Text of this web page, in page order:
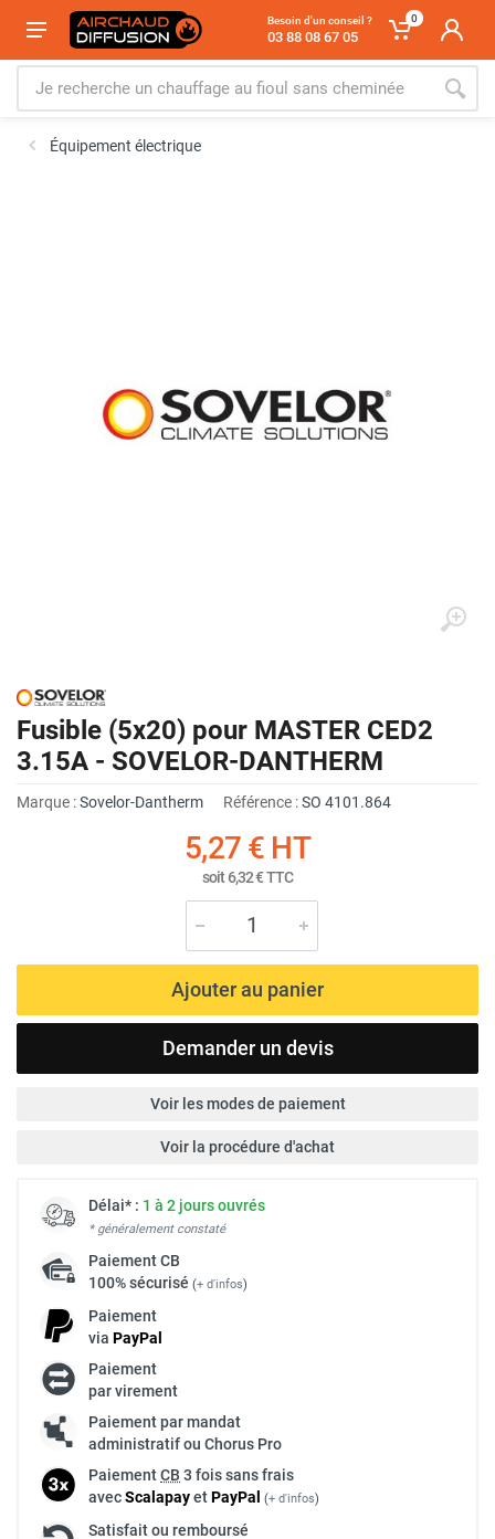
Besoin d'un conseil ?
03 88 08 67 05
0
Équipement électrique
Fusible (5x20) pour MASTER CED2
3.15A - SOVELOR-DANTHERM
Marque :Sovelor-Dantherm Référence :SO 4101.864
5,27 € HT
soit6,32 €TTC
Ajouter au panier
Demander un devis
Voir les modes de paiement
Voir la procédure d'achat
Délai* : 1 à 2 jours ouvrés
* généralement constaté
PaiementCB
100% sécurisé (+ d'infos)
Paiement
via PayPal
Paiement
par virement
Paiement par mandat
administratif ou Chorus Pro
PaiementCB 3 fois sans frais
avecScalapayetPayPal (+ d'infos)
Satisfait ou remboursé